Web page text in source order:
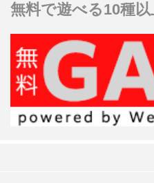
無料で遊べる10種